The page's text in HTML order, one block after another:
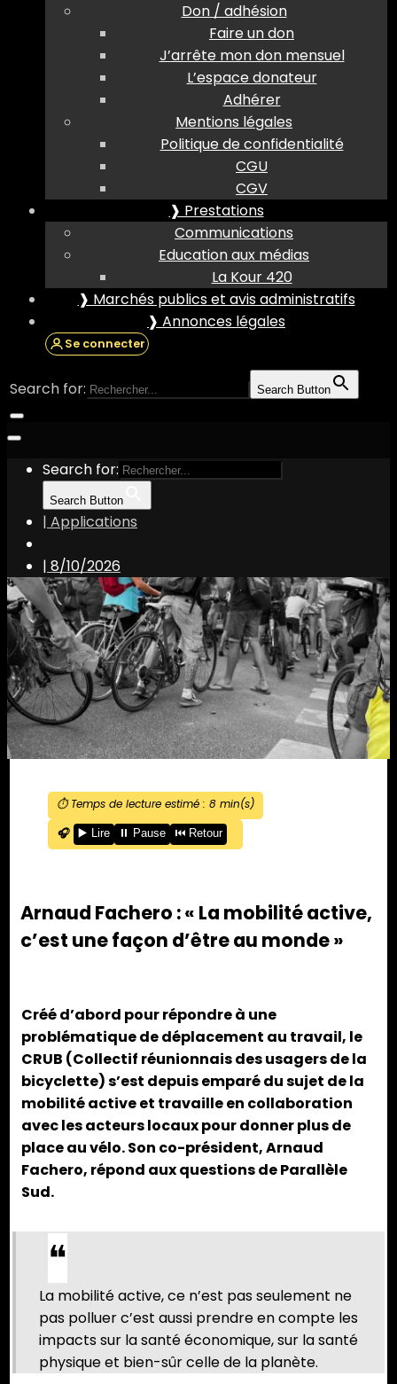
Don / adhésion
Faire un don
J’arrête mon don mensuel
L’espace donateur
Adhérer
Mentions légales
Politique de confidentialité
CGU
CGV
❱ Prestations
Communications
Education aux médias
La Kour 420
❱ Marchés publics et avis administratifs
❱ Annonces légales
Se connecter
Search for: Search Button
Search for:
Search Button
| Applications
| 8/10/2026
⏱️ Temps de lecture estimé : 8min(s)
🎧
▶️ Lire ⏸️ Pause ⏮️ Retour
Arnaud Fachero : « La mobilité active,
c’est une façon d’être au monde »
Créé d’abord pour répondre à une
problématique de déplacement au travail, le
CRUB (Collectif réunionnais des usagers de la
bicyclette) s’est depuis emparé du sujet de la
mobilité active et travaille en collaboration
avec les acteurs locaux pour donner plus de
place au vélo. Son co-président, Arnaud
Fachero, répond aux questions de Parallèle
Sud.
La mobilité active, ce n’est pas seulement ne
pas polluer c’est aussi prendre en compte les
impacts sur la santé économique, sur la santé
physique et bien-sûr celle de la planète.